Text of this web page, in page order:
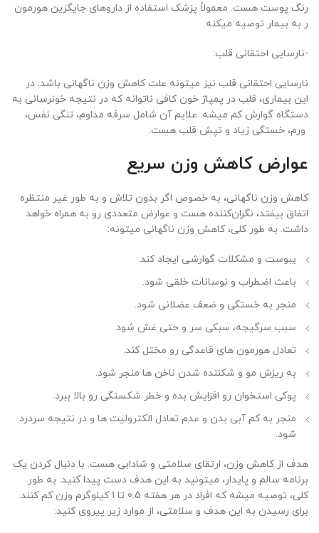
رنگ پوست هست. معمولاً پزشک استفاده از داروهای جایگزین هورمون
ر به بیمار توصیه میکنه.
-نارسایی احتقانی قلب:
نارسایی احتقانی قلب نیز میتونه علت کاهش وزن ناگهانی باشد. در
این بیماری، قلب در پمپاژ خون کافی ناتوانه که در نتیجه خونرسانی به
دستگاه گوارش کم میشه. علایم آن شامل سرفه مداوم، تنگی نفس،
ورم، خستگی زیاد و تپش قلب هست.
عوارض کاهش وزن سریع
کاهش وزن ناگهانی، به خصوص اگر بدون تلاش و به طور غیر منتظره
اتفاق بیفتد، نگران‌کننده هست و عوارض متعددی رو به همراه خواهد
داشت. به طور کلی، کاهش وزن ناگهانی میتونه:
یبوست و مشکلات گوارشی ایجاد کند.
باعث اضطراب و نوسانات خلقی شود.
منجر به خستگی و ضعف عضلانی شود.
سبب سرگیجه، سبکی سر و حتی غش شود.
تعادل هورمون ‌های قاعدگی رو مختل کند.
به ریزش مو و شکننده شدن ناخن ‌ها منجر شود.
پوکی استخوان رو افزایش بده و خطر شکستگی رو بالا ببرد.
منجر به کم ‌آبی بدن و عدم تعادل الکترولیت ‌ها و در نتیجه سردرد
شود.
هدف از کاهش وزن، ارتقای سلامتی و شادابی هست. با دنبال کردن یک
برنامه سالم و پایدار، میتونید به این هدف دست پیدا کنید. به طور
کلی، توصیه میشه که افراد در هر هفته 0.5 تا 1 کیلوگرم وزن کم کنند.
برای رسیدن به این هدف و سلامتی، از موارد زیر پیروی کنید: